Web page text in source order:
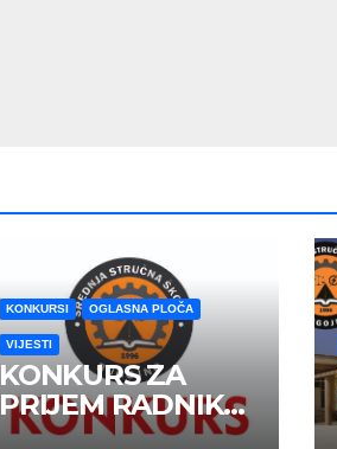
KONKURSI OGLASNA PLOČA
VIJESTI
KONKURS ZA
PRIJEM RADNIKA
U RADNI ODNOS